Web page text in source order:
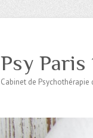
Psy Paris
Cabinet de Psychothérapie